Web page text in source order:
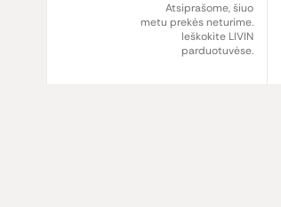
Atsiprašome, šiuo
metu prekės neturime.
Ieškokite LIVIN
parduotuvėse.